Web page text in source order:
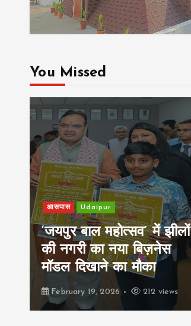
You Missed
आसपास Udaipur
‘जयपुर बाल महोत्सव’ में झीलों
की नगरी का नया बिज़नेस
मॉडल दिखाने का मौका
February 19, 2026 212 views